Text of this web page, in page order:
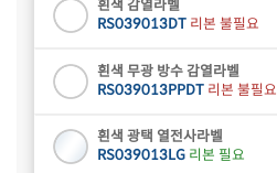
흰색 감열라벨
RS039013DT 리본 불필요
흰색 무광 방수 감열라벨
RS039013PPDT 리본 불필요
흰색 광택 열전사라벨
RS039013LG 리본 필요